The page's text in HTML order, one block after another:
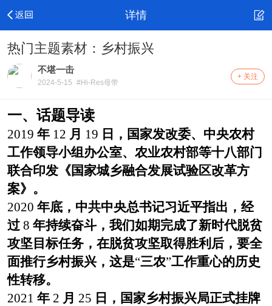
详情
热门主题素材：乡村振兴
不堪一击
2024-5-15 #Hi-Res母带
+ 关注
一、话题导读
2019 年 12 月 19 日，国家发改委、中央农村
工作领导小组办公室、农业农村部等十八部门
联合印发《国家城乡融合发展试验区改革方
案》。
2020 年底，中共中央总书记习近平指出，经
过8 年持续奋斗，我们如期完成了新时代脱贫
攻坚目标任务，在脱贫攻坚取得胜利后，要全
面推行乡村振兴，这是“三农”工作重心的历史
性转移。
2021 年 2 月 25 日，国家乡村振兴局正式挂牌